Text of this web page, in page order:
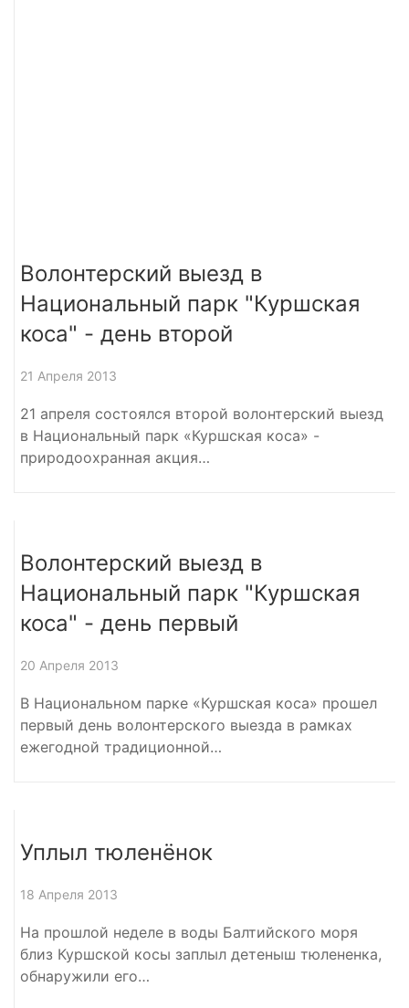
Волонтерский выезд в
Национальный парк "Куршская
коса" - день второй
21 Апреля 2013
21 апреля состоялся второй волонтерский выезд
в Национальный парк «Куршская коса» -
природоохранная акция…
Волонтерский выезд в
Национальный парк "Куршская
коса" - день первый
20 Апреля 2013
В Национальном парке «Куршская коса» прошел
первый день волонтерского выезда в рамках
ежегодной традиционной…
Уплыл тюленёнок
18 Апреля 2013
На прошлой неделе в воды Балтийского моря
близ Куршской косы заплыл детеныш тюлененка,
обнаружили его…